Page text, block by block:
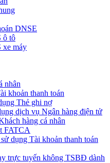
DNSE
ô tô
xe máy
nhân
khoản thanh toán
Thẻ ghi nợ
dịch vụ Ngân hàng điện tử
hàng cá nhân
FATCA
dụng Tài khoản thanh toán
trực tuyến không TSBĐ dành